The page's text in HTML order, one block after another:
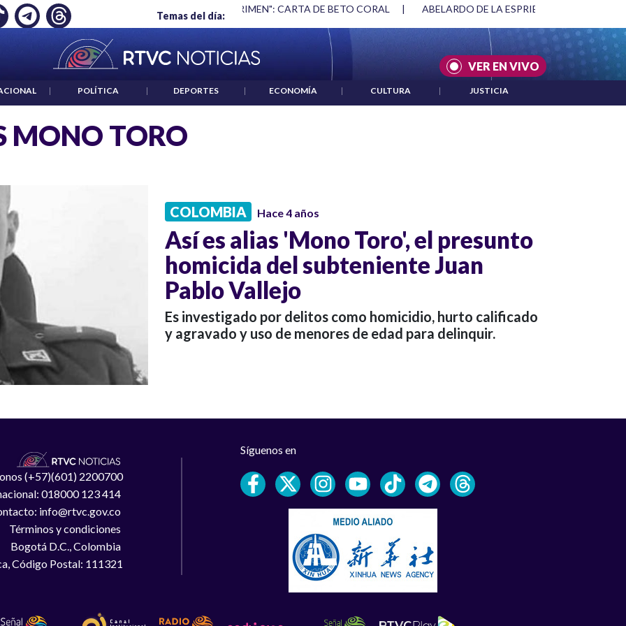
Temas del día:
EMPLEO: JP MORGAN "HABLAR NO ES UN CRIMEN": CARTA DE BETO CORAL | ABELARDO DE LA ESPRIELLA Y DMG
VER EN VIVO
| POLÍTICA | DEPORTES | ECONOMÍA | CULTURA | JUSTICIA
MONO TORO
COLOMBIA Hace 4 años
Así es alias 'Mono Toro', el presunto
homicida del subteniente Juan
Pablo Vallejo
Es investigado por delitos como homicidio, hurto calificado
y agravado y uso de menores de edad para delinquir.
(+57)(601) 2200700
018000 123 414
info@rtvc.gov.co
Términos y condiciones
Bogotá D.C., Colombia
Código Postal: 111321
Síguenos en